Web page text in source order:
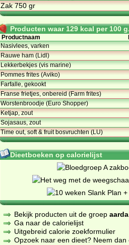
Zak 750 gr
Producten waar 129 kcal per 100
Productnaam
Nasivlees, varken
Rauwe ham (Lidl)
Lekkerbekjes (vis marine)
Pommes frites (Aviko)
Farfalle, gekookt
Franse frietjes, onbereid (Farm frites)
Worstenbroodje (Euro Shopper)
Ketjap, zout
Sojasaus, zout
Time out, soft & fruit bosvruchten (LU)
Dieetboeken op calorielijst
Bekijk producten uit de groep
Ga naar de calorielijst
Uitgebreid calorie zoekformulier
Opzoek naar een dieet? Neem